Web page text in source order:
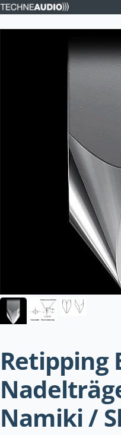
Retipping
Namiki /